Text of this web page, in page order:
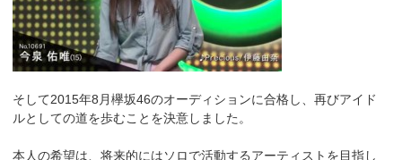
そして2015年8月欅坂46のオーディションに合格し、再びアイド
ルとしての道を歩むことを決意しました。
本人の希望は、将来的にはソロで活動するアーティストを目指し